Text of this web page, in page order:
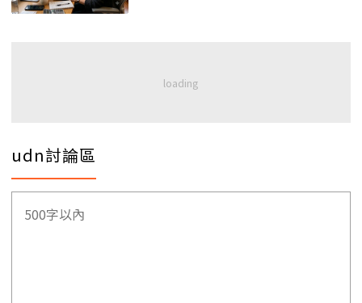
udn討論區